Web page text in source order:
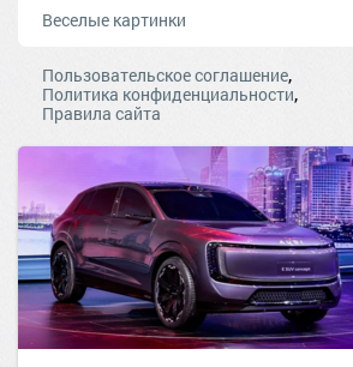
Веселые картинки
Пользовательское соглашение,
Политика конфиденциальности,
Правила сайта